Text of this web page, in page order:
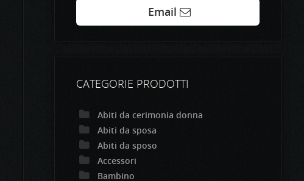
Email
CATEGORIE PRODOTTI
Abiti da cerimonia donna
Abiti da sposa
Abiti da sposo
Accessori
Bambino